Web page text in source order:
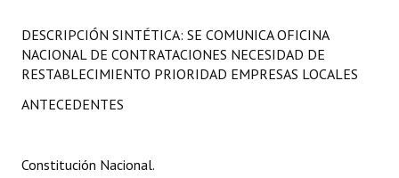
Programas
Constitución Provincial
DESCRIPCIÓN SINTÉTICA: SE COMUNICA OFICINA
NACIONAL DE CONTRATACIONES NECESIDAD DE
RESTABLECIMIENTO PRIORIDAD EMPRESAS LOCALES
ANTECEDENTES
Constitución Nacional.